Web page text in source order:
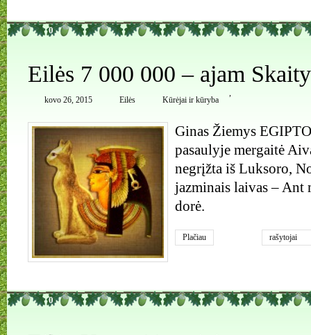
0
Eilės 7 000 000 – ajam
kovo 26, 2015 Eilės
,
Kūrėjai ir kūryba
Ginas Žiemys
pasaulyje mergaitė
negrįžta iš Luksoro,
jazminais laivas – Ant
dorė.
Plačiau rašytojai
0